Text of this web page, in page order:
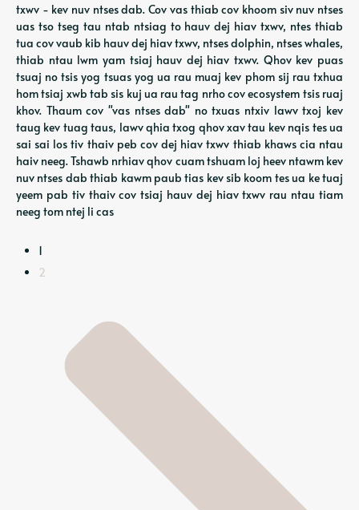
txwv - kev nuv ntses dab. Cov vas thiab cov khoom siv nuv ntses
uas tso tseg tau ntab ntsiag to hauv dej hiav txwv, ntes thiab
tua cov vaub kib hauv dej hiav txwv, ntses dolphin, ntses whales,
thiab ntau lwm yam tsiaj hauv dej hiav txwv. Qhov kev puas
tsuaj no tsis yog tsuas yog ua rau muaj kev phom sij rau txhua
hom tsiaj xwb tab sis kuj ua rau tag nrho cov ecosystem tsis ruaj
khov. Thaum cov "vas ntses dab" no txuas ntxiv lawv txoj kev
taug kev tuag taus, lawv qhia txog qhov xav tau kev nqis tes ua
sai sai los tiv thaiv peb cov dej hiav txwv thiab khaws cia ntau
haiv neeg. Tshawb nrhiav qhov cuam tshuam loj heev ntawm kev
nuv ntses dab thiab kawm paub tias kev sib koom tes ua ke tuaj
yeem pab tiv thaiv cov tsiaj hauv dej hiav txwv rau ntau tiam
neeg tom ntej li cas
1
2